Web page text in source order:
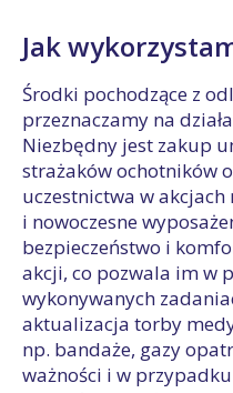
Jak
Środki pochodzące z
przeznaczamy na
Niezbędny jest zakup
strażaków ochotników
uczestnictwa w
i nowoczesne
bezpieczeństwo i
akcji, co pozwala im w
wykonywanych
aktualizacja torby
np. bandaże, gazy
ważności i w